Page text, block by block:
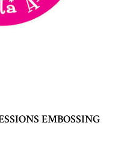
EMBOSSING